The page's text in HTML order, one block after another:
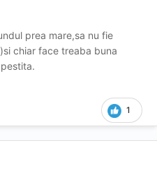
- 100. ON(DT inclus) - în
În rest serviciile standard
- Martir Horia (blocul nou)
cu siguranță!
prea mare,sa nu fie
chiar face treaba buna
1